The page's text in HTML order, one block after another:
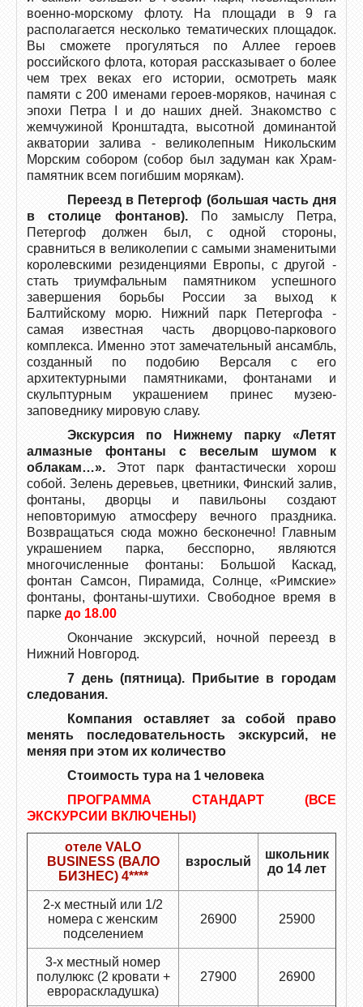
военно-морскому флоту. На площади в 9 га
располагается несколько тематических площадок.
Вы сможете прогуляться по Аллее героев
российского флота, которая рассказывает о более
чем трех веках его истории, осмотреть маяк
памяти с 200 именами героев-моряков, начиная с
эпохи Петра I и до наших дней. Знакомство с
жемчужиной Кронштадта, высотной доминантой
акватории залива - великолепным Никольским
Морским собором (собор был задуман как Храм-
памятник всем погибшим морякам).
Переезд в Петергоф (большая часть дня
в столице фонтанов).По замыслу Петра,
Петергоф должен был, с одной стороны,
сравниться в великолепии с самыми знаменитыми
королевскими резиденциями Европы, с другой -
стать триумфальным памятником успешного
завершения борьбы России за выход к
Балтийскому морю. Нижний парк Петергофа -
самая известная часть дворцово-паркового
комплекса. Именно этот замечательный ансамбль,
созданный по подобию Версаля с его
архитектурными памятниками, фонтанами и
скульптурным украшением принес музею-
заповеднику мировую славу.
Экскурсия по Нижнему парку «Летят
алмазные фонтаны с веселым шумом к
облакам…». Этот парк фантастически хорош
собой. Зелень деревьев, цветники, Финский залив,
фонтаны, дворцы и павильоны создают
неповторимую атмосферу вечного праздника.
Возвращаться сюда можно бесконечно! Главным
украшением парка, бесспорно, являются
многочисленные фонтаны: Большой Каскад,
фонтан Самсон, Пирамида, Солнце, «Римские»
фонтаны, фонтаны-шутихи. Свободное время в
парке до 18.00
Окончание экскурсий, ночной переезд в
Нижний Новгород.
7 день (пятница). Прибытие в городам
следования.
Компания оставляет за собой право
менять последовательность экскурсий, не
меняя при этом их количество
Стоимость тура на 1 человека
ПРОГРАММА СТАНДАРТ (ВСЕ
ЭКСКУРСИИ ВКЛЮЧЕНЫ)
отеле VALO
BUSINESS (ВАЛО
БИЗНЕС) 4****
взрослый
школьник
до 14 лет
2-х местный или 1/2
номера с женским
подселением
26900 25900
3-х местный номер
полулюкс (2 кровати +
еврораскладушка)
27900 26900